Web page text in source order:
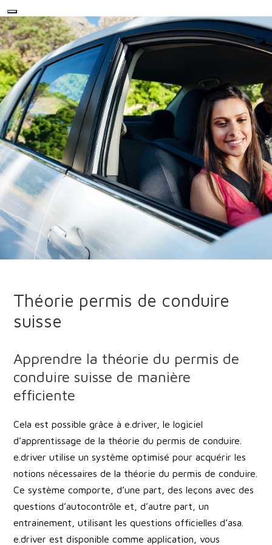
Théorie permis de conduire
suisse
Apprendre la théorie du permis de
conduire suisse de manière
efficiente
Cela est possible grâce à e.driver, le logiciel
d’apprentissage de la théorie du permis de conduire.
e.driver utilise un système optimisé pour acquérir les
notions nécessaires de la théorie du permis de conduire.
Ce système comporte, d’une part, des leçons avec des
questions d’autocontrôle et, d’autre part, un
entrainement, utilisant les questions officielles d’asa.
e.driver est disponible comme application, vous